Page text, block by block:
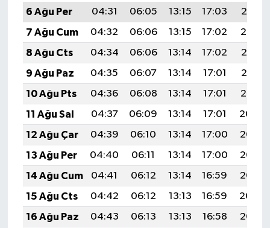
6 Ağu Per
04:31 06:05 13:15 17:03
20:15
7 Ağu Cum
04:32 06:06 13:15 17:02
20:14
8 Ağu Cts
04:34 06:06 13:14 17:02
20:13
9 Ağu Paz
04:35 06:07 13:14 17:01
20:12
10 Ağu Pts
04:36 06:08 13:14 17:01
20:10
11 Ağu Sal
04:37 06:09 13:14 17:01
20:09
12 Ağu Çar
04:39 06:10 13:14 17:00
20:08
13 Ağu Per
04:40 06:11 13:14 17:00
20:07
14 Ağu Cum
04:41 06:12 13:14 16:59
20:06
15 Ağu Cts
04:42 06:12 13:13 16:59
20:04
16 Ağu Paz
04:43 06:13 13:13 16:58
20:03